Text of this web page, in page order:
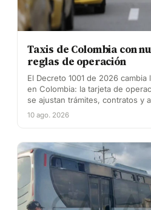
Taxis de Colombia con
reglas de operación
El Decreto 1001 de 2026
en Colombia: la tarjeta de
se ajustan trámites, contratos y
10 ago. 2026